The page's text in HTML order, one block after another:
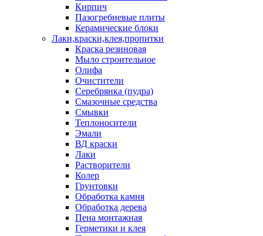
Кирпич
Пазогребневые плиты
Керамические блоки
Лаки,краски,клея,пропитки
Краска резиновая
Мыло строительное
Олифа
Очистители
Серебрянка (пудра)
Смазочные средства
Смывки
Теплоносители
Эмали
ВД краски
Лаки
Растворители
Колер
Грунтовки
Обработка камня
Обработка дерева
Пена монтажная
Герметики и клея